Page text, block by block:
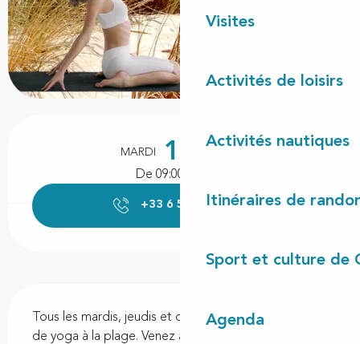
Visites
Activités de loisirs
Activités nautiques
Itinéraires de
Sport et culture de
Agenda
MARDI 11
De 09:00 à 10:00
+33 6 59 19 52▒▒
Tous les mardis, jeudis et dimanches de l'été, séance
de yoga à la plage. Venez avec votre tapis ou votre